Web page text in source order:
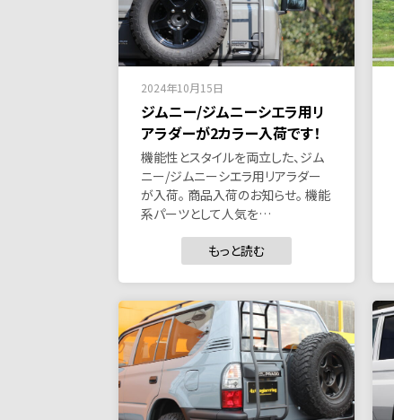
2024年10月15日
ジムニー/ジムニーシエラ用リ
アラダーが2カラー入荷です！
機能性とスタイルを両立した、ジム
ニー/ジムニーシエラ用リアラダー
が入荷。 商品入荷のお知らせ。 機能
系パーツとして人気を…
もっと読む